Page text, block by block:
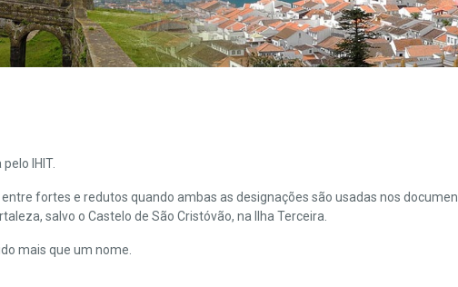
IHIT.
fortes e redutos quando ambas as designações são usadas nos
salvo o Castelo de São Cristóvão, na Ilha Terceira.
mais que um nome.